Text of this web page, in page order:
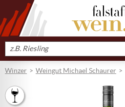
Produkt
suchen
Winzer Weingut Michael Schaurer